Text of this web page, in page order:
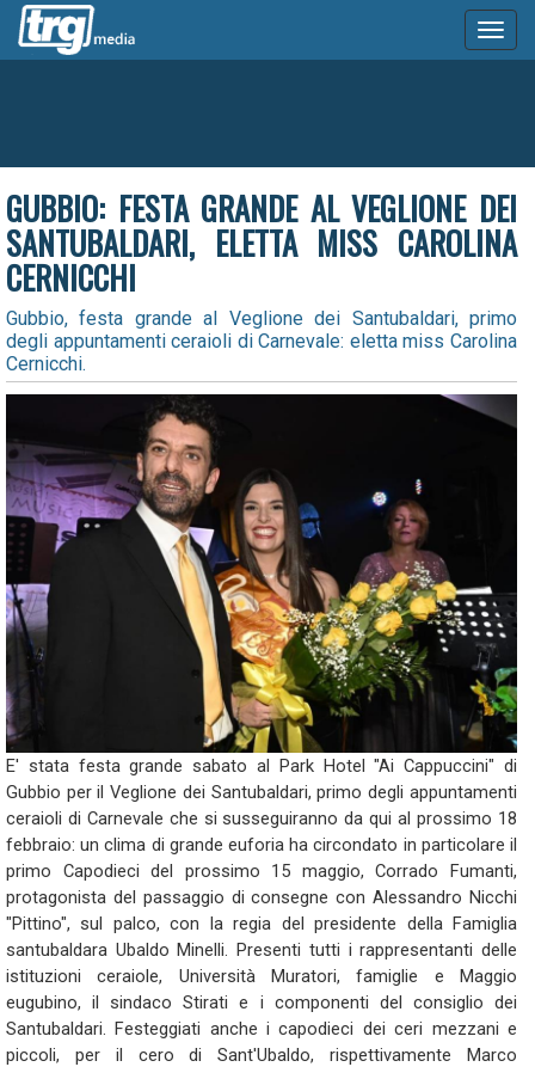
GUBBIO: FESTA GRANDE AL VEGLIONE DEI
SANTUBALDARI, ELETTA MISS CAROLINA
CERNICCHI
Gubbio, festa grande al Veglione dei Santubaldari, primo
degli appuntamenti ceraioli di Carnevale: eletta miss Carolina
Cernicchi.
E' stata festa grande sabato al Park Hotel "Ai Cappuccini" di
Gubbio per il Veglione dei Santubaldari, primo degli appuntamenti
ceraioli di Carnevale che si susseguiranno da qui al prossimo 18
febbraio: un clima di grande euforia ha circondato in particolare il
primo Capodieci del prossimo 15 maggio, Corrado Fumanti,
protagonista del passaggio di consegne con Alessandro Nicchi
"Pittino", sul palco, con la regia del presidente della Famiglia
santubaldara Ubaldo Minelli. Presenti tutti i rappresentanti delle
istituzioni ceraiole, Università Muratori, famiglie e Maggio
eugubino, il sindaco Stirati e i componenti del consiglio dei
Santubaldari. Festeggiati anche i capodieci dei ceri mezzani e
piccoli, per il cero di Sant'Ubaldo, rispettivamente Marco